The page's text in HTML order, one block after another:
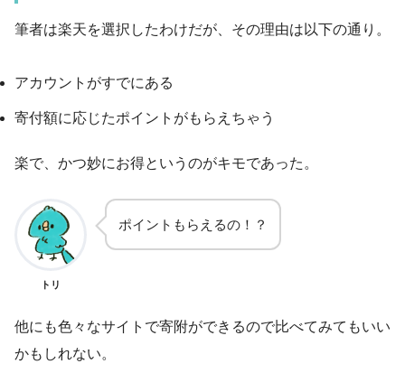
筆者は楽天を選択したわけだが、その理由は以下の通り。
アカウントがすでにある
寄付額に応じたポイントがもらえちゃう
楽で、かつ妙にお得というのがキモであった。
トリ
ポイントもらえるの！？
他にも色々なサイトで寄附ができるので比べてみてもいい
かもしれない。